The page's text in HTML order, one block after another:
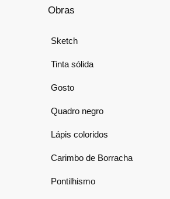
Obras
Sketch
Tinta sólida
Gosto
Quadro negro
Lápis coloridos
Carimbo de Borracha
Pontilhismo